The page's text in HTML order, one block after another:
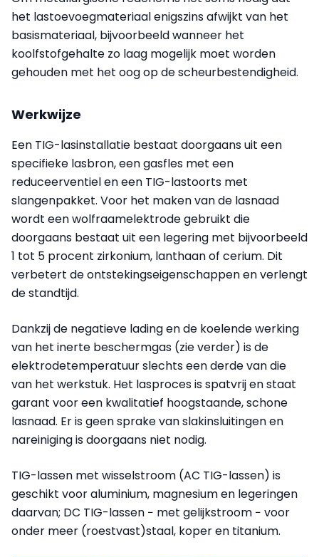
het lastoevoegmateriaal enigszins afwijkt van het
basismateriaal, bijvoorbeeld wanneer het
koolfstofgehalte zo laag mogelijk moet worden
gehouden met het oog op de scheurbestendigheid.
Werkwijze
Een TIG-lasinstallatie bestaat doorgaans uit een
specifieke lasbron, een gasfles met een
reduceerventiel en een TIG-lastoorts met
slangenpakket. Voor het maken van de lasnaad
wordt een wolfraamelektrode gebruikt die
doorgaans bestaat uit een legering met bijvoorbeeld
1 tot 5 procent zirkonium, lanthaan of cerium. Dit
verbetert de ontstekingseigenschappen en verlengt
de standtijd.
Dankzij de negatieve lading en de koelende werking
van het inerte beschermgas (zie verder) is de
elektrodetemperatuur slechts een derde van die
van het werkstuk. Het lasproces is spatvrij en staat
garant voor een kwalitatief hoogstaande, schone
lasnaad. Er is geen sprake van slakinsluitingen en
nareiniging is doorgaans niet nodig.
TIG-lassen met wisselstroom (AC TIG-lassen) is
geschikt voor aluminium, magnesium en legeringen
daarvan; DC TIG-lassen − met gelijkstroom − voor
onder meer (roestvast)staal, koper en titanium.